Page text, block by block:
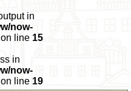
in
now-
on line 15
in
now-
on line 19